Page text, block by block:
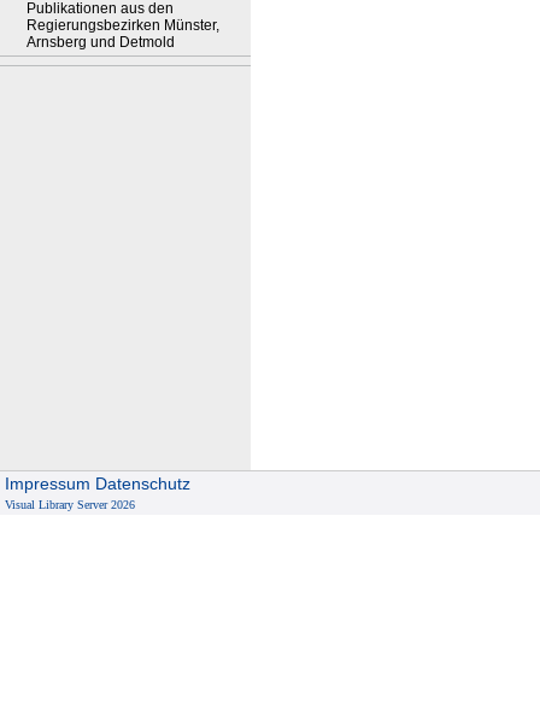
Publikationen aus den
Regierungsbezirken Münster,
Arnsberg und Detmold
Impressum Datenschutz
Visual Library Server 2026